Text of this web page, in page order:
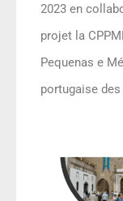
2023 en
projet la
Pequenas e
portugaise